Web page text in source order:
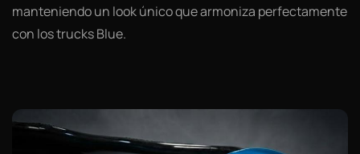
manteniendo un look único que armoniza perfectamente
con los trucks Blue.